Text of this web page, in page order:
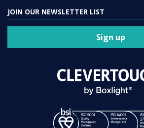
JOIN OUR NEWSLETTER LIST
Sign up